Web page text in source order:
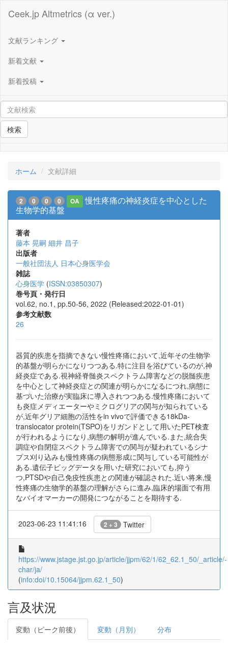
Ceek.jp Altmetrics (α ver.)
文献ランキング
新着文献
新着投稿
検索
ホーム 文献詳細
2 0 0 0 OA
慢性疼痛の神経炎症を中心とした
生物学的基盤
著者
藤本 晃嗣 細井 昌子
出版者
一般社団法人 日本心身医学会
雑誌
心身医学 (ISSN:03850307)
巻号頁・発行日
vol.62, no.1, pp.50-56, 2022 (Released:2022-01-01)
参考文献数
26
器質的疾患を指摘できない慢性疼痛において,近年その生物学
的基盤が明らかになりつつある.特に注目を浴びているのが,神
経炎症である.視神経脊髄炎スペクトラム障害などの脱髄疾患
を中心として神経炎症との関連が明らかになるにつれ,病態に
基づいた治療が実臨床に導入されつつある.慢性疼痛において
も炎症メディエーターやミクログリアの関与が知られている
が,近年グリア細胞の活性をin vivoで評価できる18kDa-
translocator protein(TSPO)をリガンドとして用いたPET検査
が行われるようになり,病態の解明が進んでいる.また,統合失
調症や自閉症スペクトラム障害での関与が疑われているシナ
プス刈り込みも慢性疼痛の病態形成に関与している可能性が
ある.遺伝子ビッグデータを用いた研究においても,抑う
つ,PTSDや自己免疫性疾患との関連が確認された.近い将来,慢
性疼痛の生物学的基盤の理解がさらに進み,臨床的場面で有用
なバイオマーカーの開発につながることを期待する.
2023-06-23 11:41:16 2 + 3 Twitter
https://www.jstage.jst.go.jp/article/jjpm/62/1/62_62.1_50/_article/-
char/ja/
(info:doi/10.15064/jjpm.62.1_50)
言及状況
変動（ピーク前後） 変動（月別） 分布